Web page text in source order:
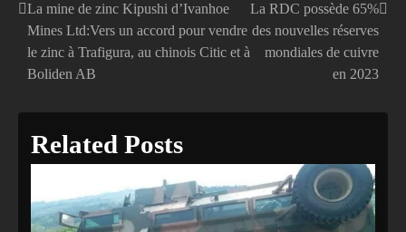
Navigation
de
l’article
La mine de zinc Kipushi d’Ivanhoe
Mines Ltd:Vers un accord pour vendre
le zinc à Trafigura, au chinois Citic et à
Boliden AB
La RDC possède 65%
des nouvelles réserves
mondiales de cuivre
en 2023
Related Posts